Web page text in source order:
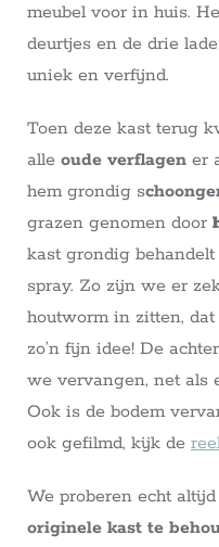
meubel voor in huis.
deurtjes en de drie
uniek en verfijnd.
Toen deze kast terug
alle oude verflagen er
hem grondig s
grazen genomen door
kast grondig
spray. Zo zijn we er
houtworm in zitten,
zo’n fijn idee! De
we vervangen, net als
Ook is de bodem
ook gefilmd, kijk de
We proberen echt
originele kast te